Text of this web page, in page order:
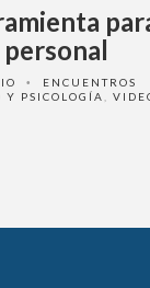
•
ENCUENTROS
PSICOLOGÍA